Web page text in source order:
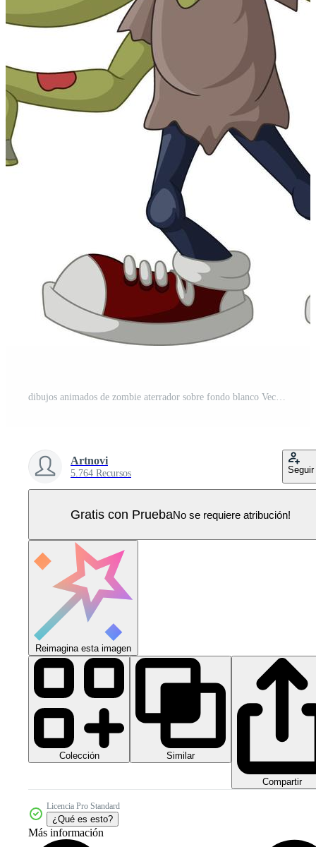
dibujos animados de zombie aterrador sobre fondo blanco Vector Pro
Artnovi
5.764 Recursos Seguir
Gratis con PruebaNo se requiere atribución!
Reimagina esta imagen
Colección Similar
Compartir
Licencia Pro Standard
¿Qué es esto?
Más información